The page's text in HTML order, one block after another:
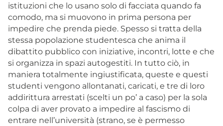
istituzioni che lo usano solo di facciata quando fa
comodo, ma si muovono in prima persona per
impedire che prenda piede. Spesso si tratta della
stessa popolazione studentesca che anima il
dibattito pubblico con iniziative, incontri, lotte e che
si organizza in spazi autogestiti. In tutto ciò, in
maniera totalmente ingiustificata, queste e questi
studenti vengono allontanati, caricati, e tre di loro
addirittura arrestati (scelti un po’ a caso) per la sola
colpa di aver provato a impedire al fascismo di
entrare nell’università (strano, se è permesso